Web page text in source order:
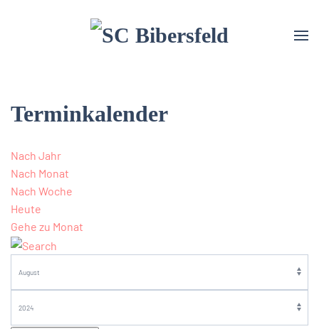
Terminkalender
Nach Jahr
Nach Monat
Nach Woche
Heute
Gehe zu Monat